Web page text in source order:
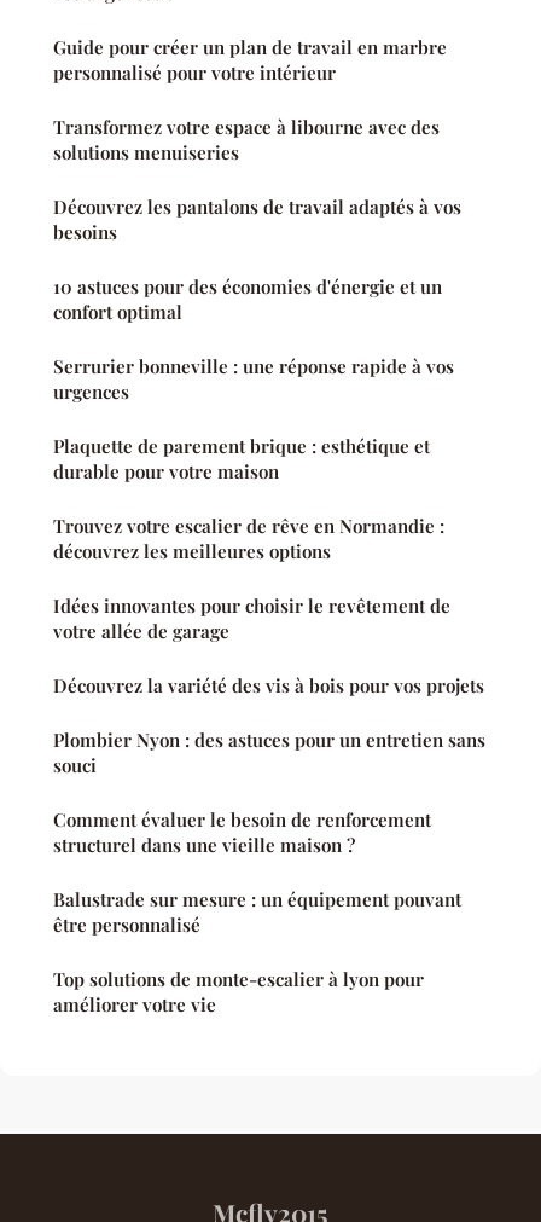
Guide pour créer un plan de travail en marbre
personnalisé pour votre intérieur
Transformez votre espace à libourne avec des
solutions menuiseries
Découvrez les pantalons de travail adaptés à vos
besoins
10 astuces pour des économies d'énergie et un
confort optimal
Serrurier bonneville : une réponse rapide à vos
urgences
Plaquette de parement brique : esthétique et
durable pour votre maison
Trouvez votre escalier de rêve en Normandie :
découvrez les meilleures options
Idées innovantes pour choisir le revêtement de
votre allée de garage
Découvrez la variété des vis à bois pour vos projets
Plombier Nyon : des astuces pour un entretien sans
souci
Comment évaluer le besoin de renforcement
structurel dans une vieille maison ?
Balustrade sur mesure : un équipement pouvant
être personnalisé
Top solutions de monte-escalier à lyon pour
améliorer votre vie
Mcfly2015